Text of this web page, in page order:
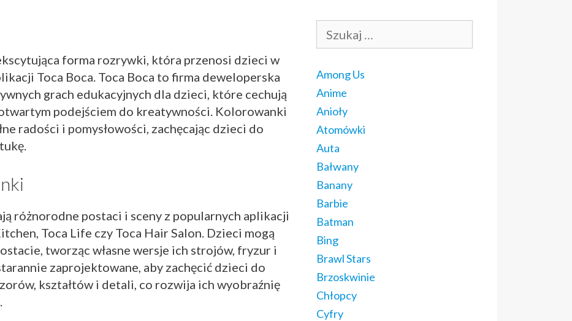
forma rozrywki, która przenosi dzieci w
Toca Boca. Toca Boca to firma deweloperska
grach edukacyjnych dla dzieci, które cechują
podejściem do kreatywności. Kolorowanki
radości i pomysłowości, zachęcając dzieci do
różnorodne postaci i sceny z popularnych aplikacji
Toca Life czy Toca Hair Salon. Dzieci mogą
tworząc własne wersje ich strojów, fryzur i
zaprojektowane, aby zachęcić dzieci do
kształtów i detali, co rozwija ich wyobraźnię
Among Us
Anime
Anioły
Atomówki
Auta
Bałwany
Banany
Barbie
Batman
Bing
Brawl Stars
Brzoskwinie
Chłopcy
Cyfry